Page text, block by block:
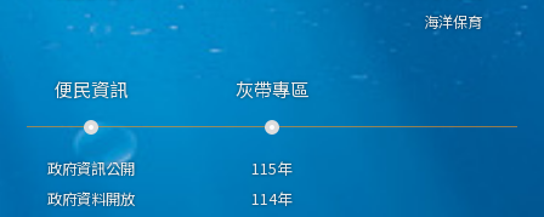
海洋保育
便民資訊
政府資訊公開
政府資料開放
灰帶專區
115年
114年